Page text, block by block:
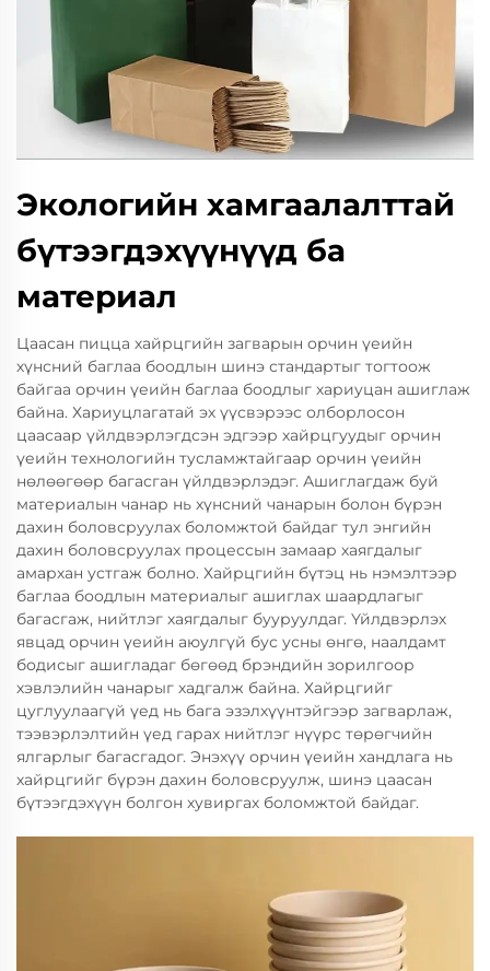
Экологийн хамгаалалттай
бүтээгдэхүүнүүд ба
материал
Цаасан пицца хайрцгийн загварын орчин үеийн
хүнсний баглаа боодлын шинэ стандартыг тогтоож
байгаа орчин үеийн баглаа боодлыг хариуцан ашиглаж
байна. Хариуцлагатай эх үүсвэрээс олборлосон
цаасаар үйлдвэрлэгдсэн эдгээр хайрцгуудыг орчин
үеийн технологийн тусламжтайгаар орчин үеийн
нөлөөгөөр багасган үйлдвэрлэдэг. Ашиглагдаж буй
материалын чанар нь хүнсний чанарын болон бүрэн
дахин боловсруулах боломжтой байдаг тул энгийн
дахин боловсруулах процессын замаар хаягдалыг
амархан устгаж болно. Хайрцгийн бүтэц нь нэмэлтээр
баглаа боодлын материалыг ашиглах шаардлагыг
багасгаж, нийтлэг хаягдалыг бууруулдаг. Үйлдвэрлэх
явцад орчин үеийн аюулгүй бус усны өнгө, наалдамт
бодисыг ашигладаг бөгөөд брэндийн зорилгоор
хэвлэлийн чанарыг хадгалж байна. Хайрцгийг
цуглуулаагүй үед нь бага эзэлхүүнтэйгээр загварлаж,
тээвэрлэлтийн үед гарах нийтлэг нүүрс төрөгчийн
ялгарлыг багасгадог. Энэхүү орчин үеийн хандлага нь
хайрцгийг бүрэн дахин боловсруулж, шинэ цаасан
бүтээгдэхүүн болгон хувиргах боломжтой байдаг.